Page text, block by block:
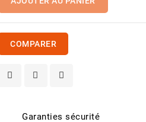
COMPARER
Garanties sécurité